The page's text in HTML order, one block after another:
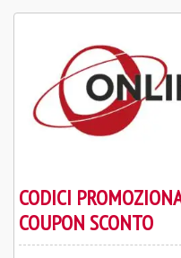
CODICI
COUPON SCONTO